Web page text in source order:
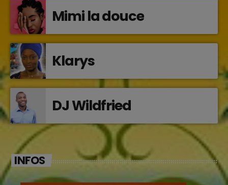
Mimi la douce
Klarys
DJ Wildfried
INFOS